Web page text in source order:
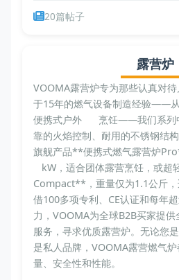
20篇帖子
露营炉
VOOMA露营炉专为那些认真对
于15年的燃气设备制造经验——
便携式户外 烹饪——我们系列
靠的火焰控制、耐用的不锈钢结
旗舰产品**便携式燃气露营炉
kW，适合团体露营烹饪，或超
Compact**，重量仅为1.1公斤
借100多项专利、CE认证和每年
力，VOOMA为全球B2B买家提
服务，寻求优质露营炉。无论您
是私人品牌，VOOMA露营燃气
量、安全性和性能。